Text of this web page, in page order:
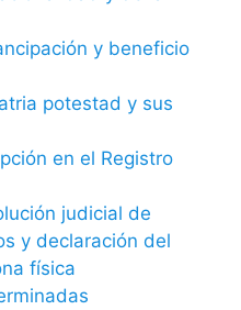
y beneficio
potestad y sus
en el Registro
judicial de
y declaración del
física